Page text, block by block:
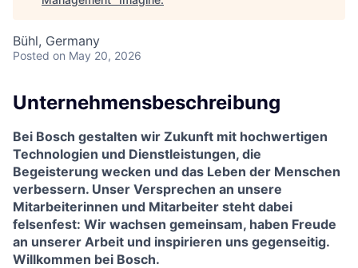
Bühl, Germany
Posted on May 20, 2026
Unternehmensbeschreibung
Bei Bosch gestalten wir Zukunft mit hochwertigen
Technologien und Dienstleistungen, die
Begeisterung wecken und das Leben der Menschen
verbessern. Unser Versprechen an unsere
Mitarbeiterinnen und Mitarbeiter steht dabei
felsenfest: Wir wachsen gemeinsam, haben Freude
an unserer Arbeit und inspirieren uns gegenseitig.
Willkommen bei Bosch.